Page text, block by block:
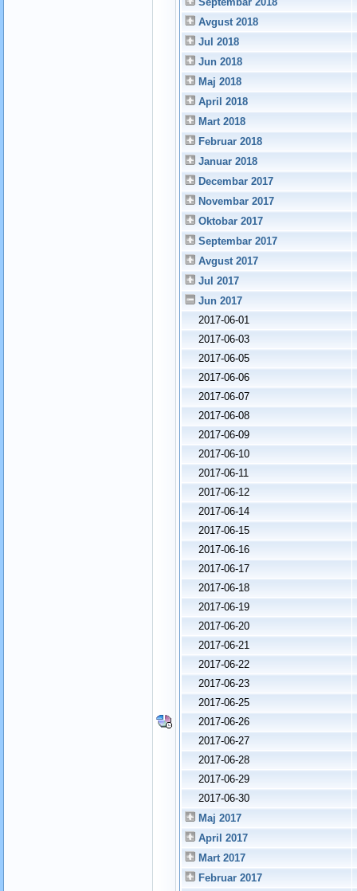
Avgust 2018
Jul 2018
Jun 2018
Maj 2018
April 2018
Mart 2018
Februar 2018
Januar 2018
Decembar 2017
Novembar 2017
Oktobar 2017
Septembar 2017
Avgust 2017
Jul 2017
Jun 2017
2017-06-01
2017-06-03
2017-06-05
2017-06-06
2017-06-07
2017-06-08
2017-06-09
2017-06-10
2017-06-11
2017-06-12
2017-06-14
2017-06-15
2017-06-16
2017-06-17
2017-06-18
2017-06-19
2017-06-20
2017-06-21
2017-06-22
2017-06-23
2017-06-25
2017-06-26
2017-06-27
2017-06-28
2017-06-29
2017-06-30
Maj 2017
April 2017
Mart 2017
Februar 2017